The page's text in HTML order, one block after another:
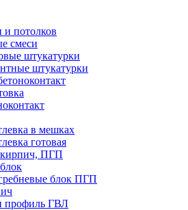
и потолков
смеси
штукатурки
штукатурки
в мешках
готовая
ПГП
блок ПГП
профиль ГВЛ